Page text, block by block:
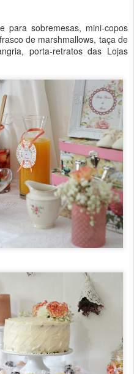
para sobremesas, mini-copos
de marshmallows, taça de
porta-retratos das Lojas